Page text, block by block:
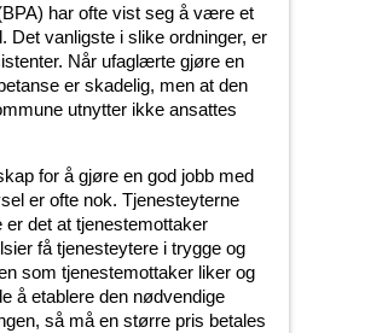
har ofte vist seg å være et
Det vanligste i slike ordninger, er
Når ufaglærte gjøre en
er skadelig, men at den
utnytter ikke ansattes
for å gjøre en god jobb med
er ofte nok. Tjenesteyterne
det at tjenestemottaker
få tjenesteytere i trygge og
som tjenestemottaker liker og
å etablere den nødvendige
så må en større pris betales